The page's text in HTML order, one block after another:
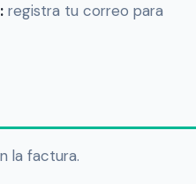
registra tu correo para
la factura.